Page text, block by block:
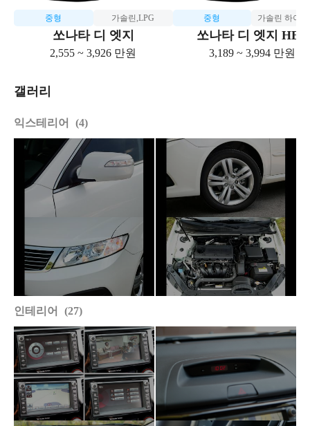
중형 가솔린,LPG
쏘나타 디 엣지
2,555 ~ 3,926 만원
중형 가솔린 하이
쏘나타 디 엣지 HEV
3,189 ~ 3,994 만원
갤러리
익스테리어 4
인테리어 27